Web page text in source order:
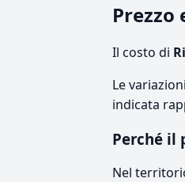
Prezzo
Il costo di
Le
indicata
Perché il
Nel